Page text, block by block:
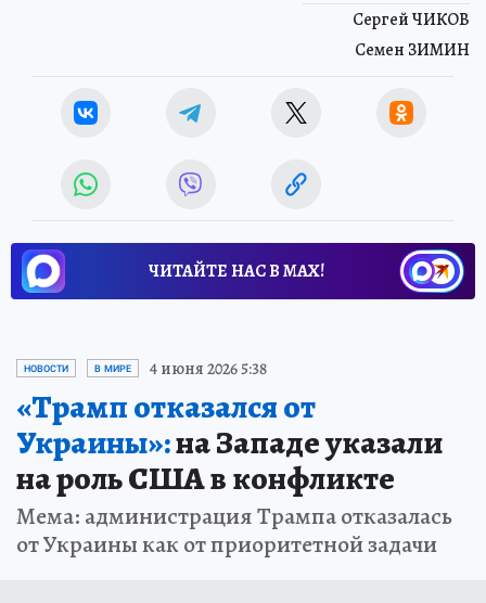
Сергей ЧИКОВ
Семен ЗИМИН
ЧИТАЙТЕ НАС В МАХ!
НОВОСТИ В МИРЕ 4 июня 2026 5:38
«Трамп отказался от
Украины»:на Западе указали
на роль США в конфликте
Мема: администрация Трампа отказалась
от Украины как от приоритетной задачи